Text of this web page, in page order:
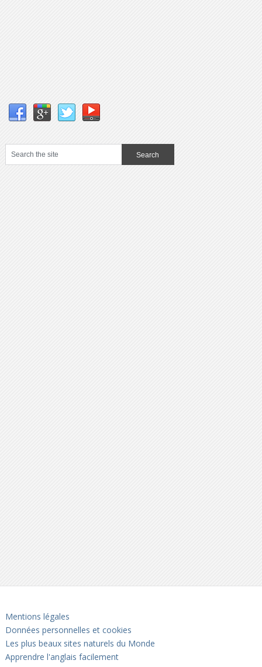
Mentions légales
Données personnelles et cookies
Les plus beaux sites naturels du Monde
Apprendre l'anglais facilement